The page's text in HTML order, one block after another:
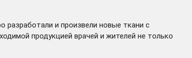
разработали и произвели новые ткани с
продукцией врачей и жителей не только